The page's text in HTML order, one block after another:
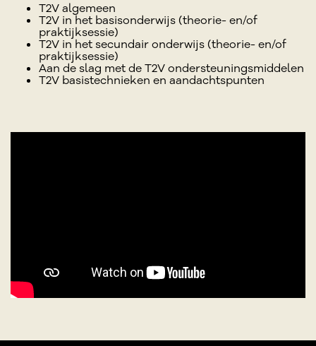
T2V algemeen
T2V in het basisonderwijs (theorie- en/of
praktijksessie)
T2V in het secundair onderwijs (theorie- en/of
praktijksessie)
Aan de slag met de T2V ondersteuningsmiddelen
T2V basistechnieken en aandachtspunten